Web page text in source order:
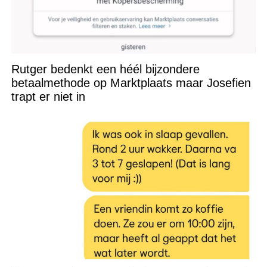
Rutger bedenkt een héél bijzondere
betaalmethode op Marktplaats maar Josefien
trapt er niet in